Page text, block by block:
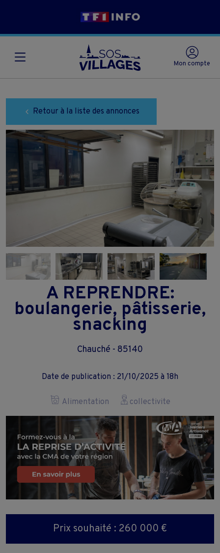
Mon compte
Retour à la liste des annonces
A REPRENDRE:
boulangerie, pâtisserie,
snacking
Chauché - 85140
Date de publication : 21/10/2025 à 18h
Alimentation collectivite
Prix souhaité : 260 000 €